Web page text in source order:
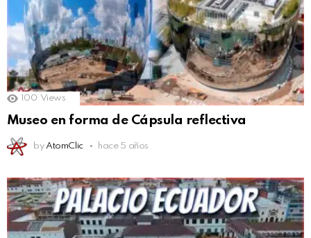
100 Views
Museo en forma de Cápsula reflectiva
by AtomClic hace 5 años